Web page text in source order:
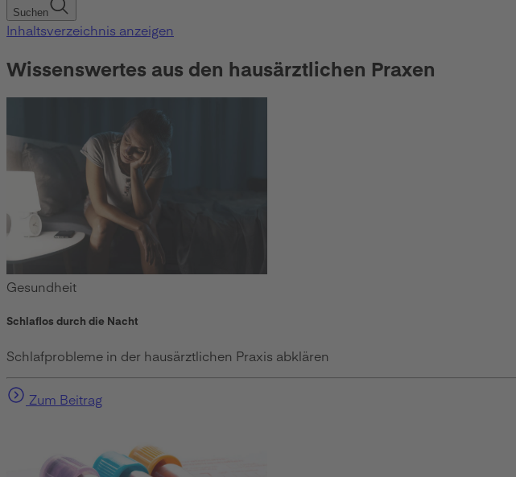
Suchen
Inhaltsverzeichnis anzeigen
Wissenswertes aus den hausärztlichen Praxen
Gesundheit
Schlaflos durch die Nacht
Schlafprobleme in der hausärztlichen Praxis abklären
Zum Beitrag